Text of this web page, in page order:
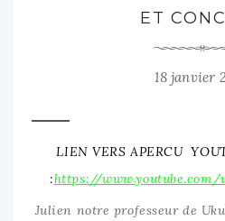
ET
18 janvier
LIEN VERS APERCU
:https://www.youtube.com/
Julien notre professeur de